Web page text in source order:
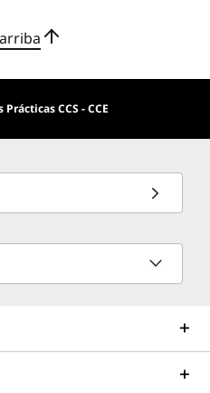
CCS - CCE